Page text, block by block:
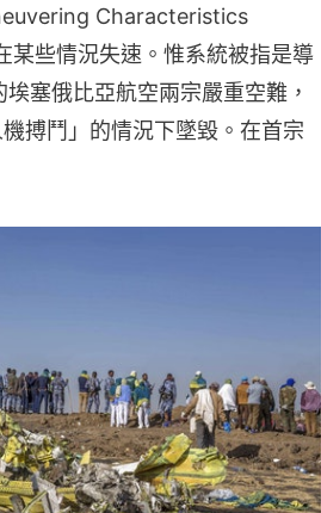
Characteristics
些情況失速。惟系統被指是導
塞俄比亞航空兩宗嚴重空難，
搏鬥」的情況下墜毀。在首宗